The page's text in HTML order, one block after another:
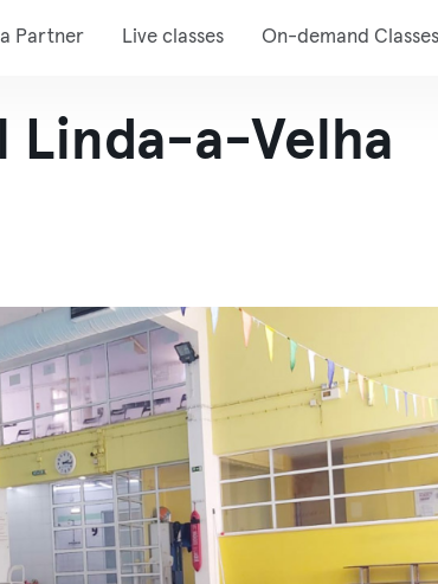
Partner Live classes On-demand Classes
Linda-a-Velha